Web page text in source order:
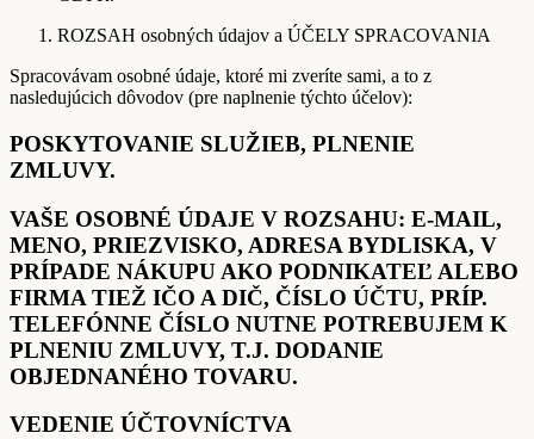
ROZSAH osobných údajov a ÚČELY SPRACOVANIA
Spracovávam osobné údaje, ktoré mi zveríte sami, a to z
nasledujúcich dôvodov (pre naplnenie týchto účelov):
POSKYTOVANIE SLUŽIEB, PLNENIE
ZMLUVY.
VAŠE OSOBNÉ ÚDAJE V ROZSAHU: E-MAIL,
MENO, PRIEZVISKO, ADRESA BYDLISKA, V
PRÍPADE NÁKUPU AKO PODNIKATEĽ ALEBO
FIRMA TIEŽ IČO A DIČ, ČÍSLO ÚČTU, PRÍP.
TELEFÓNNE ČÍSLO NUTNE POTREBUJEM K
PLNENIU ZMLUVY, T.J. DODANIE
OBJEDNANÉHO TOVARU.
VEDENIE ÚČTOVNÍCTVA